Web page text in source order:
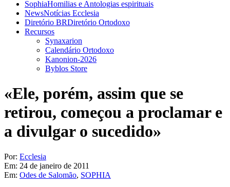
SophiaHomilias e Antologias espirituais
NewsNotícias Ecclesia
Diretório BRDiretório Ortodoxo
Recursos
Synaxarion
Calendário Ortodoxo
Kanonion-2026
Byblos Store
«Ele, porém, assim que se
retirou, começou a proclamar e
a divulgar o sucedido»
Por: Ecclesia
Em: 24 de janeiro de 2011
Em: Odes de Salomão, SOPHIA